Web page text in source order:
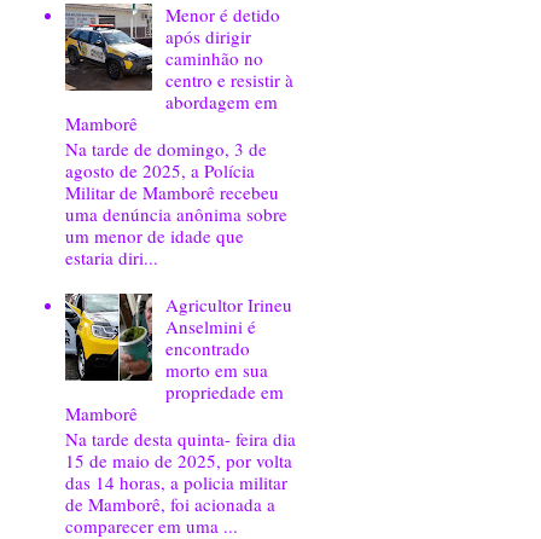
Menor é detido
após dirigir
caminhão no
centro e resistir à
abordagem em
Mamborê
Na tarde de domingo, 3 de
agosto de 2025, a Polícia
Militar de Mamborê recebeu
uma denúncia anônima sobre
um menor de idade que
estaria diri...
Agricultor Irineu
Anselmini é
encontrado
morto em sua
propriedade em
Mamborê
Na tarde desta quinta- feira dia
15 de maio de 2025, por volta
das 14 horas, a policia militar
de Mamborê, foi acionada a
comparecer em uma ...